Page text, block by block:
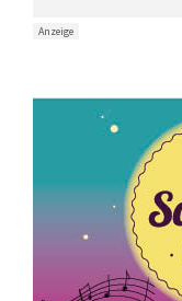
Anzeige